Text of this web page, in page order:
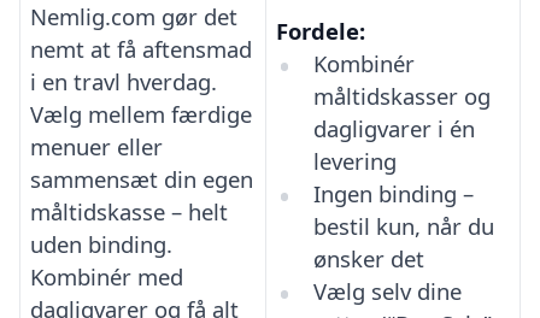
Nemlig.com gør det
nemt at få aftensmad
i en travl hverdag.
Vælg mellem færdige
menuer eller
sammensæt din egen
måltidskasse – helt
uden binding.
Kombinér med
dagligvarer og få alt
Fordele:
Kombinér
måltidskasser og
dagligvarer i én
levering
Ingen binding –
bestil kun, når du
ønsker det
Vælg selv dine